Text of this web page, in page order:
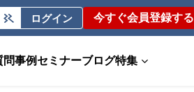
ログイン 今すぐ会員登録する
問事例 セミナーブログ特集